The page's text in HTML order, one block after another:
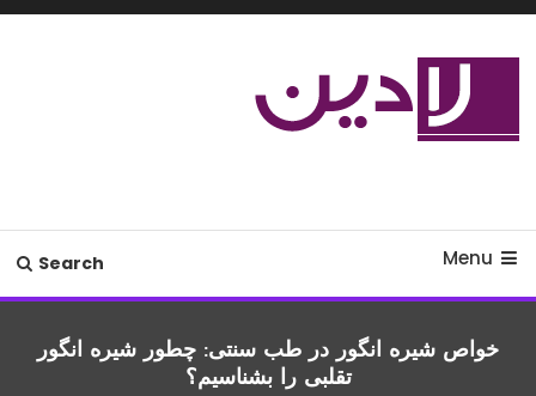
Skip
Menu
Search
خواص شیره انگور در طب سنتی: چطور شیره انگور
تقلبی را بشناسیم؟